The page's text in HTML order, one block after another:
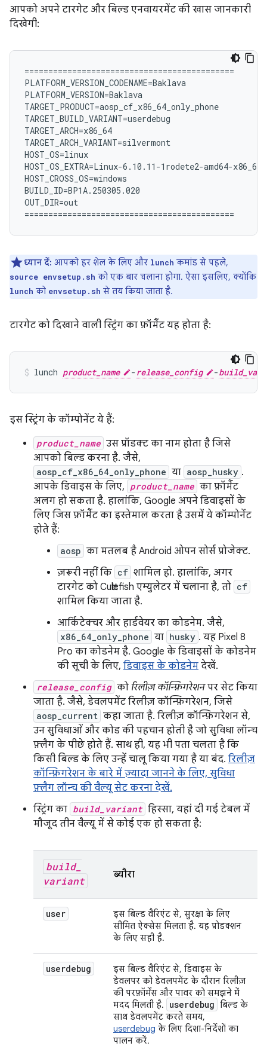
आपको अपने टारगेट और बिल्ड एनवायरमेंट की खास जानकारी
दिखेगी:
============================================
PLATFORM_VERSION_CODENAME=Baklava
PLATFORM_VERSION=Baklava
TARGET_PRODUCT=aosp_cf_x86_64_only_phone
TARGET_BUILD_VARIANT=userdebug
TARGET_ARCH=x86_64
TARGET_ARCH_VARIANT=silvermont
HOST_OS=linux
HOST_OS_EXTRA=Linux-6.10.11-1rodete2-amd64-
HOST_CROSS_OS=windows
BUILD_ID=BP1A.250305.020
OUT_DIR=out
ध्यान दें: आपको हर शेल के लिए और lunch कमांड से पहले,
source envsetup.sh को एक बार चलाना होगा. ऐसा इसलिए, क्योंकि
lunch को envsetup.sh से तय किया जाता है.
टारगेट को दिखाने वाली स्ट्रिंग का फ़ॉर्मैट यह होता है:
lunch product_name - release_config -
इस स्ट्रिंग के कॉम्पोनेंट ये हैं:
product_name उस प्रॉडक्ट का नाम होता है जिसे
आपको बिल्ड करना है. जैसे,
aosp_cf_x86_64_only_phone या aosp_husky .
आपके डिवाइस के लिए, product_name का फ़ॉर्मैट
अलग हो सकता है. हालांकि, Google अपने डिवाइसों के
लिए जिस फ़ॉर्मैट का इस्तेमाल करता है उसमें ये कॉम्पोनेंट
होते हैं:
aosp का मतलब है Android ओपन सोर्स प्रोजेक्ट.
ज़रूरी नहीं कि cf शामिल हो. हालांकि, अगर
टारगेट को Cuttlefish एम्युलेटर में चलाना है, तो cf
शामिल किया जाता है.
आर्किटेक्चर और हार्डवेयर का कोडनेम. जैसे,
x86_64_only_phone या husky . यह Pixel 8
Pro का कोडनेम है. Google के डिवाइसों के कोडनेम
की सूची के लिए, डिवाइस के कोडनेम देखें.
release_config को रिलीज़ कॉन्फ़िगरेशनपर सेट किया
जाता है. जैसे, डेवलपमेंट रिलीज़ कॉन्फ़िगरेशन, जिसे
aosp_current कहा जाता है. रिलीज़ कॉन्फ़िगरेशन से,
उन सुविधाओं और कोड की पहचान होती है जो सुविधा लॉन्च
फ़्लैग के पीछे होते हैं. साथ ही, यह भी पता चलता है कि
किसी बिल्ड के लिए उन्हें चालू किया गया है या बंद. रिलीज़
कॉन्फ़िगरेशन के बारे में ज़्यादा जानने के लिए, सुविधा
फ़्लैग लॉन्च की वैल्यू सेट करना देखें.
स्ट्रिंग का build_variant हिस्सा, यहां दी गई टेबल में
मौजूद तीन वैल्यू में से कोई एक हो सकता है:
build_
variant
ब्यौरा
user
इस बिल्ड वैरिएंट से, सुरक्षा के लिए
सीमित ऐक्सेस मिलता है. यह प्रोडक्शन
के लिए सही है.
userdebug
इस बिल्ड वैरिएंट से, डिवाइस के
डेवलपर को डेवलपमेंट के दौरान रिलीज़
की परफ़ॉर्मेंस और पावर को समझने में
मदद मिलती है.
userdebug बिल्ड के
साथ डेवलपमेंट करते समय,
userdebug के लिए दिशा-निर्देशों का
पालन करें.